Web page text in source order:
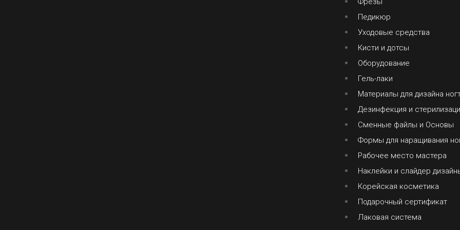
Педикюр
Уходовые средства
Кисти и дотсы
Оборудование
Гель-лаки
Материалы для дизайна
Дезинфекция и
Сменные файлы и Основы
Формы для наращивания
Рабочее место мастера
Наклейки и слайдер
Корейская косметика
Подарочный сертификат
Лаковая система